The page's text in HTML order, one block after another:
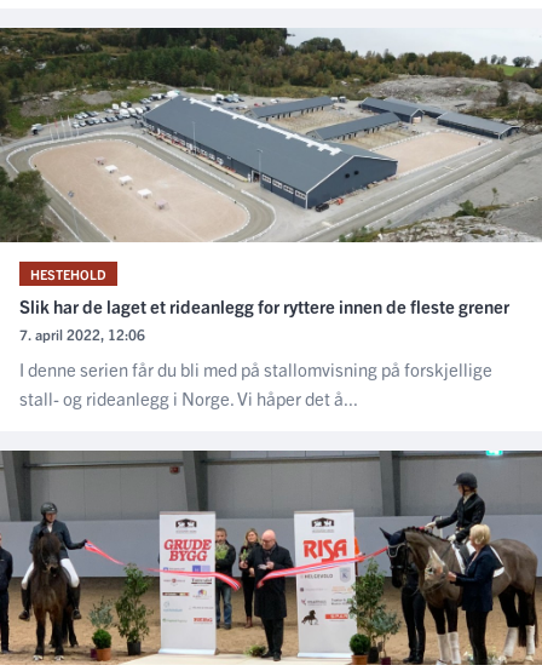
HESTEHOLD
Slik har de laget et rideanlegg for ryttere innen de fleste grener
7. april 2022, 12:06
I denne serien får du bli med på stallomvisning på forskjellige
stall- og rideanlegg i Norge. Vi håper det å...